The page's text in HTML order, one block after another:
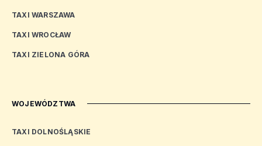
TAXI WARSZAWA
TAXI WROCŁAW
TAXI ZIELONA GÓRA
WOJEWÓDZTWA
TAXI DOLNOŚLĄSKIE